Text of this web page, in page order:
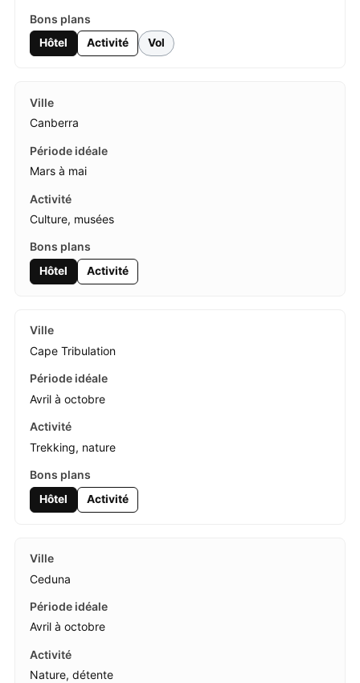
Hôtel Activité Vol
Canberra
Mars à mai
Culture, musées
Hôtel Activité
Cape Tribulation
Avril à octobre
Trekking, nature
Hôtel Activité
Ceduna
Avril à octobre
Nature, détente